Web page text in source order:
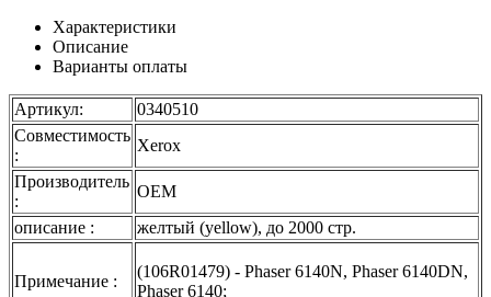
Характеристики
Описание
Варианты оплаты
Артикул:
0340510
Совместимость
:
Xerox
Производитель
:
OEM
описание :
желтый (yellow), до 2000 стр.
Примечание :
(106R01479) - Phaser 6140N, Phaser 6140DN,
Phaser 6140;